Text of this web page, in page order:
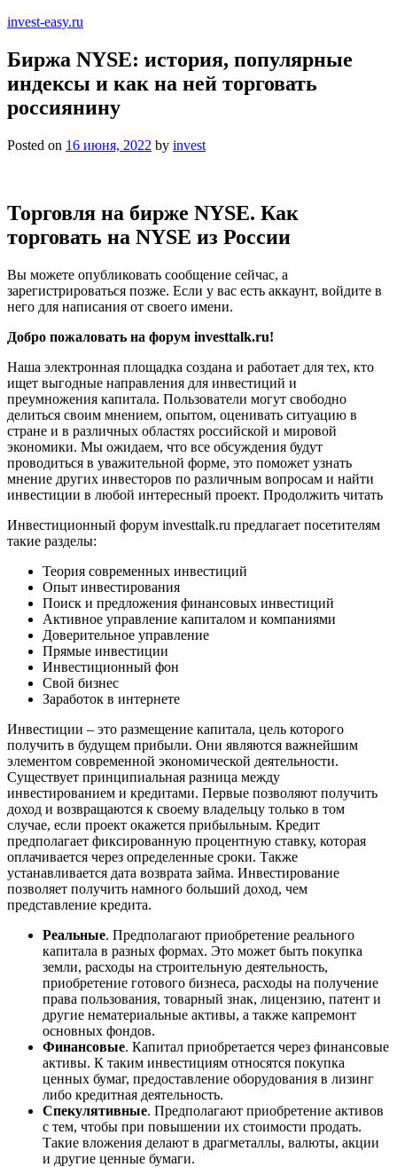
invest-easy.ru
Биржа NYSE: история, популярные
индексы и как на ней торговать
россиянину
Posted on 16 июня, 2022 by invest
Торговля на бирже NYSE. Как
торговать на NYSE из России
Вы можете опубликовать сообщение сейчас, а
зарегистрироваться позже. Если у вас есть аккаунт, войдите в
него для написания от своего имени.
Добро пожаловать на форум investtalk.ru!
Наша электронная площадка создана и работает для тех, кто
ищет выгодные направления для инвестиций и
преумножения капитала. Пользователи могут свободно
делиться своим мнением, опытом, оценивать ситуацию в
стране и в различных областях российской и мировой
экономики. Мы ожидаем, что все обсуждения будут
проводиться в уважительной форме, это поможет узнать
мнение других инвесторов по различным вопросам и найти
инвестиции в любой интересный проект. Продолжить читать
Инвестиционный форум investtalk.ru предлагает посетителям
такие разделы:
Теория современных инвестиций
Опыт инвестирования
Поиск и предложения финансовых инвестиций
Активное управление капиталом и компаниями
Доверительное управление
Прямые инвестиции
Инвестиционный фон
Свой бизнес
Заработок в интернете
Инвестиции – это размещение капитала, цель которого
получить в будущем прибыли. Они являются важнейшим
элементом современной экономической деятельности.
Существует принципиальная разница между
инвестированием и кредитами. Первые позволяют получить
доход и возвращаются к своему владельцу только в том
случае, если проект окажется прибыльным. Кредит
предполагает фиксированную процентную ставку, которая
оплачивается через определенные сроки. Также
устанавливается дата возврата займа. Инвестирование
позволяет получить намного больший доход, чем
представление кредита.
Реальные. Предполагают приобретение реального
капитала в разных формах. Это может быть покупка
земли, расходы на строительную деятельность,
приобретение готового бизнеса, расходы на получение
права пользования, товарный знак, лицензию, патент и
другие нематериальные активы, а также капремонт
основных фондов.
Финансовые. Капитал приобретается через финансовые
активы. К таким инвестициям относятся покупка
ценных бумаг, предоставление оборудования в лизинг
либо кредитная деятельность.
Спекулятивные. Предполагают приобретение активов
с тем, чтобы при повышении их стоимости продать.
Такие вложения делают в драгметаллы, валюты, акции
и другие ценные бумаги.